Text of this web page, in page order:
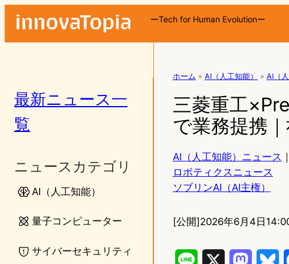
ーTech for Human Evolutionー
最新ニュース一
覧
ニュースカテゴリ
AI（人工知能）
量子コンピューター
サイバーセキュリティ
ホーム » AI（人工知能） » AI（
三菱重工
で業務提携
AI（人工知能）ニュース ｜
ロボティクスニュース
ソブリンAI（AI主権）
[公開]2026年6月4日